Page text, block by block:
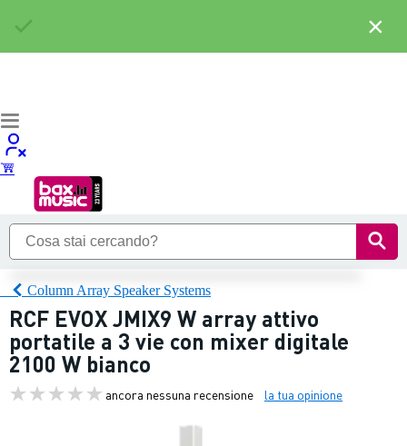
Column Array Speaker Systems
RCF EVOX JMIX9 W array attivo
portatile a 3 vie con mixer digitale
2100 W bianco
ancora nessuna recensione la tua opinione
×